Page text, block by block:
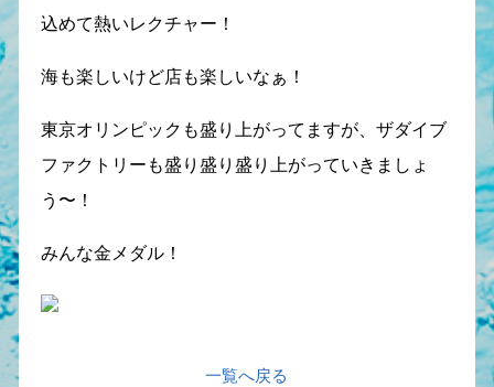
込めて熱いレクチャー！
海も楽しいけど店も楽しいなぁ！
東京オリンピックも盛り上がってますが、ザダイブ
ファクトリーも盛り盛り盛り上がっていきましょ
う〜！
みんな金メダル！
一覧へ戻る